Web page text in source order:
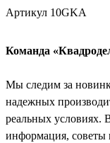
Артикул 10GKA
Команда
Мы следим за
надежных
реальных условиях.
информация, советы